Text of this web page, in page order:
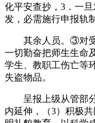
化平安查抄，3．一
发，必需施行申报轨
其余人员。③对受
一切勤奋把师生生命
学生、教职工伤亡等
失盗物品。
呈报上级从管部分
内延伸，（3）积极